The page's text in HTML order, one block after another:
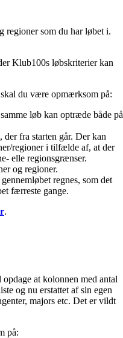
regioner som du har løbet i.
Klub100s løbskriterier kan
du være opmærksom på:
løb kan optræde både på
fra starten går. Der kan
regioner i tilfælde af, at der
elle regionsgrænser.
og regioner.
regnes, som det
færreste gange.
.
at kolonnen med antal
og nu erstattet af sin egen
majors etc. Det er vildt
på: